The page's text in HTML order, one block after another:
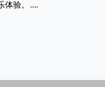
体验。....